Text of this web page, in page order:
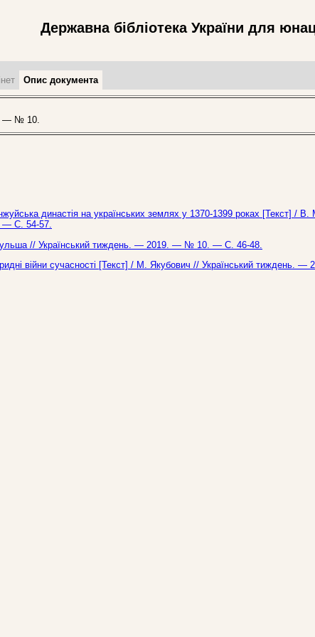
Державна бібліотека України для
Опис документа
— № 10.
Анжуйська династія на українських землях у 1370-1399 роках [Текст] /
— С. 54-57.
// Український тиждень. — 2019. — № 10. — С. 46-48.
війни сучасності [Текст] / М. Якубович // Український тиждень. —